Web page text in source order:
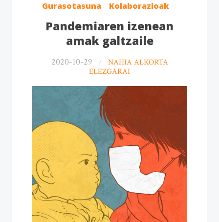
Gurasotasuna
Kolaborazioak
Pandemiaren izenean
amak galtzaile
2020-10-29
NAHIA ALKORTA
ELEZGARAI